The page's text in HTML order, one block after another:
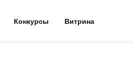
Конкурсы Витрина